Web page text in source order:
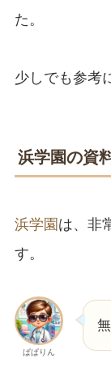
た。
少しでも参考
浜学園の資
浜学園は、非
す。
ぱぱりん